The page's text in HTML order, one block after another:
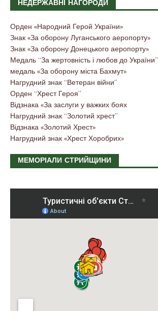
НЕДЕРЖАВНІ НАГОРОДИ
Орден «Народний Герой України»
Знак «За оборону Луганського аеропорту»
Знак «За оборону Донецького аеропорту»
Медаль “За жертовність і любов до України”
медаль «За оборону міста Бахмут»
Нагрудний знак “Ветеран війни”
Орден “Хрест Героя”
Відзнака «За заслуги у важких боях
Нагрудний знак “Золотий хрест”
Відзнака «Золотий Хрест»
Нагрудний знак «Хрест Хоробрих»
МЕМОРІАЛИ СТРИЙЩИНИ